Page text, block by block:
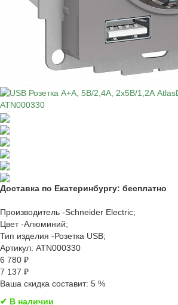
Доставка по Екатеринбургу: бесплатно
Производитель -Schneider Electric;
Цвет -Алюминий;
Тип изделия -Розетка USB;
Артикул: ATN000330
6 780 ₽
7 137 ₽
Ваша скидка составит: 5 %
✔ В наличии